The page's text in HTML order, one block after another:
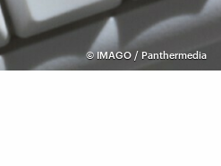
©IMAGO / Panthermedia